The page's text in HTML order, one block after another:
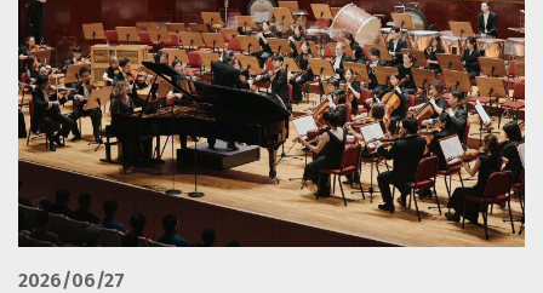
2026/06/27